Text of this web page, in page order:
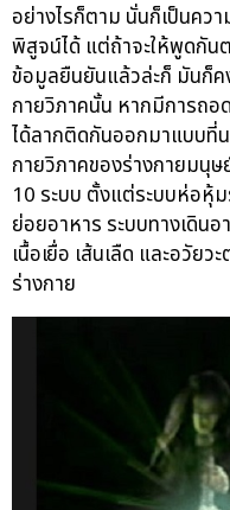
อย่างไรก็ตาม นั่นก็เป็นคว
พิสูจน์ได้ แต่ถ้าจะให้พูดกั
ข้อมูลยืนยันแล้วล่ะก็ มันก็ค
กายวิภาคนั้น หากมีการถอ
ได้ลากติดกันออกมาแบบที่
กายวิภาคของร่างกายมนุ
10 ระบบ ตั้งแต่ระบบห่อหุ้
ย่อยอาหาร ระบบทางเดิน
เนื้อเยื่อ เส้นเลืด และอวัย
ร่างกาย